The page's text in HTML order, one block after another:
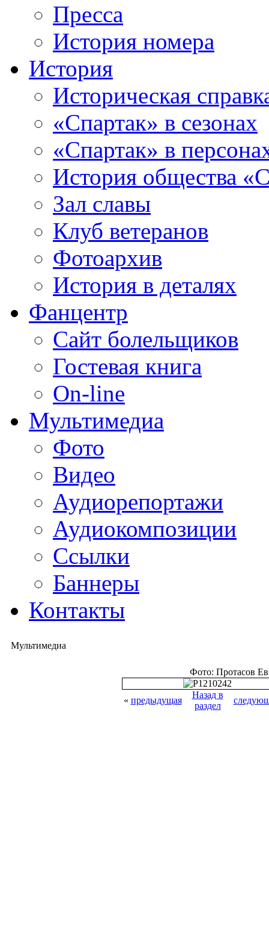
Пресса
История номера
История
Историческая
«Спартак» в сезонах
«Спартак» в
История общества
Зал славы
Клуб ветеранов
Фотоархив
История в деталях
Фанцентр
Сайт болельщиков
Гостевая книга
On-line
Мультимедиа
Фото
Видео
Аудиорепортажи
Аудиокомпозиции
Ссылки
Баннеры
Контакты
Мультимедиа
Фото: Протасов
« предыдущая
Назад в
раздел